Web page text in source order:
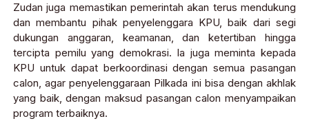
Zudan juga memastikan pemerintah akan terus mendukung
dan membantu pihak penyelenggara KPU, baik dari segi
dukungan anggaran, keamanan, dan ketertiban hingga
tercipta pemilu yang demokrasi. Ia juga meminta kepada
KPU untuk dapat berkoordinasi dengan semua pasangan
calon, agar penyelenggaraan Pilkada ini bisa dengan akhlak
yang baik, dengan maksud pasangan calon menyampaikan
program terbaiknya.